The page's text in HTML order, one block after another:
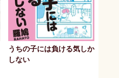
うちの子には負ける気しか
しない